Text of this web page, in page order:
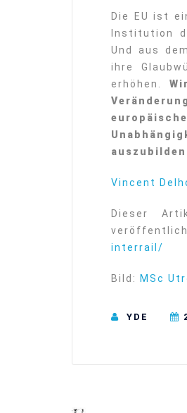
Die EU ist
Institution
Und aus
ihre
erhöhen.
Vincent
Dieser
interrail/
Bild: MSc
YDE